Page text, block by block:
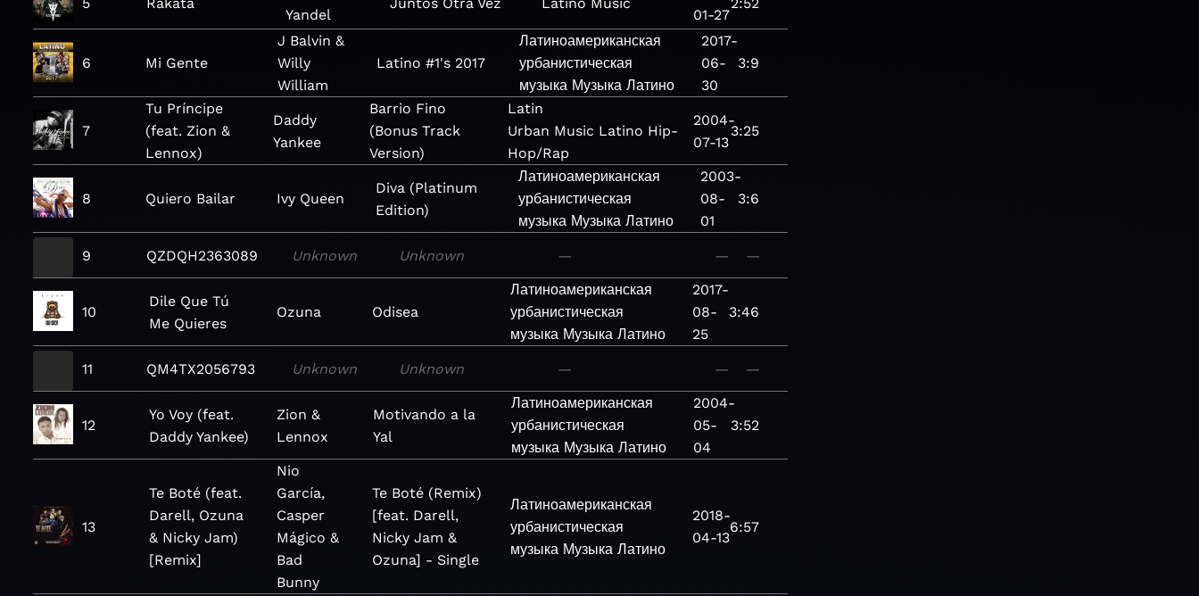
Yandel
01-27
6 Mi Gente
J Balvin &
Willy
William
Latino #1's 2017
Латиноамериканская
урбанистическая
музыка Музыка Латино
2017-
06-
30
3:9
7
Tu Príncipe
(feat. Zion &
Lennox)
Daddy
Yankee
Barrio Fino
(Bonus Track
Version)
Latin
Urban Music Latino Hip-
Hop/Rap
2004-
07-13
3:25
8 Quiero Bailar Ivy Queen
Diva (Platinum
Edition)
Латиноамериканская
урбанистическая
музыка Музыка Латино
2003-
08-
01
3:6
9 QZDQH2363089 Unknown Unknown — — —
10
Dile Que Tú
Me Quieres
Ozuna Odisea
Латиноамериканская
урбанистическая
музыка Музыка Латино
2017-
08-
25
3:46
11 QM4TX2056793 Unknown Unknown — — —
12
Yo Voy (feat.
Daddy Yankee)
Zion &
Lennox
Motivando a la
Yal
Латиноамериканская
урбанистическая
музыка Музыка Латино
2004-
05-
04
3:52
13
Te Boté (feat.
Darell, Ozuna
& Nicky Jam)
[Remix]
Nio
García,
Casper
Mágico &
Bad
Bunny
Te Boté (Remix)
[feat. Darell,
Nicky Jam &
Ozuna] - Single
Латиноамериканская
урбанистическая
музыка Музыка Латино
2018-
04-13
6:57